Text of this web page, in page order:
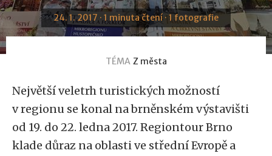
24. 1. 2017 · 1 minuta čtení · 1 fotografie
TÉMA Z města
Největší veletrh turistických možností
v regionu se konal na brněnském výstavišti
od 19. do 22. ledna 2017. Regiontour Brno
klade důraz na oblasti ve střední Evropě a